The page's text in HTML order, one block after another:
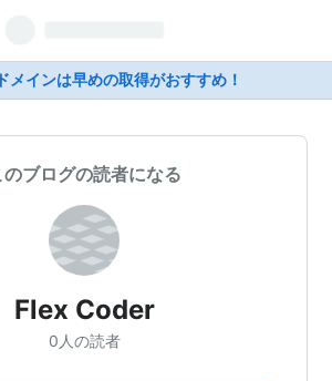
メインは早めの取得がおすすめ！
のブログの読者になる
Flex Coder
0人の読者